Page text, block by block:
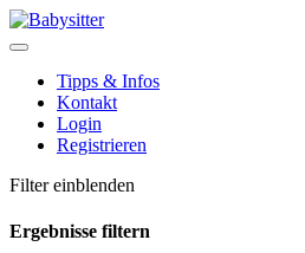
Tipps & Infos
Kontakt
Login
Registrieren
Filter einblenden
Ergebnisse filtern